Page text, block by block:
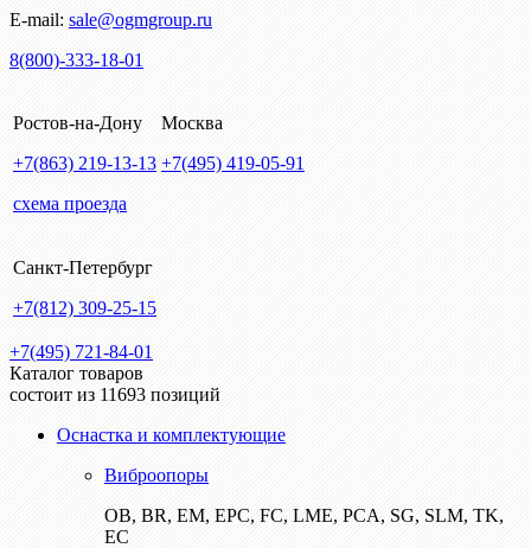
E-mail: sale@ogmgroup.ru
8(800)-333-18-01
Ростов-на-Дону
+7(863) 219-13-13
схема проезда
Москва
+7(495) 419-05-91
Санкт-Петербург
+7(812) 309-25-15
+7(495) 721-84-01
Каталог товаров
состоит из 11693 позиций
Оснастка и комплектующие
Виброопоры
ОВ, BR, EM, EPC, FC, LME, PCA, SG, SLM, TK,
EC